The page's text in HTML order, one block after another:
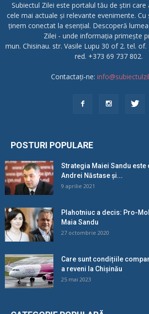
Subiectul Zilei este portalul tău de știri care
cele mai actuale și relevante evenimente.
ținem conectat la esențial. Descoperă
Zilei - unde informația primește
mun. Chisinau. str. Vasile Lupu 30 of 2. tel.
red. +373 69 737 802.
Contactați-ne:
POSTURI POPULARE
Strategia Maiei Sandu
Andrei Năstase și...
9 aprilie 2021
Plahotniuc a decis: Pro-
Maia Sandu
27 octombrie 2020
Care sunt condițiile
a reveni la Chișinău
25 mai 2023